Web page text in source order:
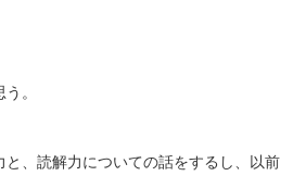
。
、読解力についての話をするし、以前